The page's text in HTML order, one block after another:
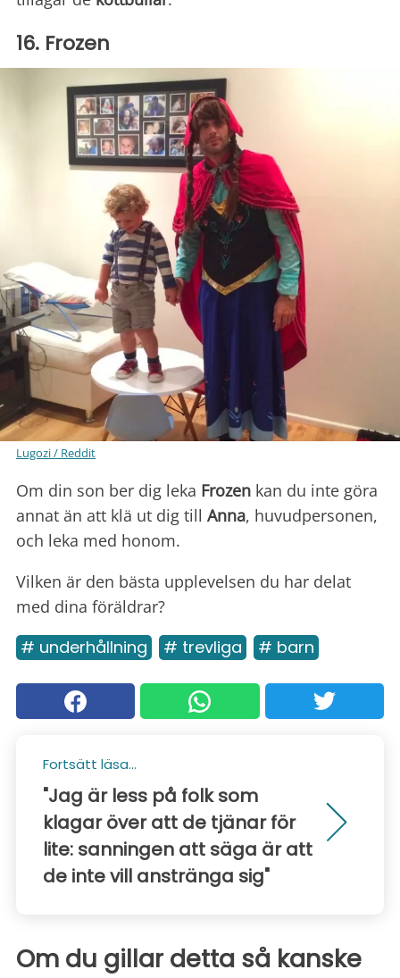
16. Frozen
Lugozi / Reddit
Om din son ber dig leka Frozen kan du inte göra
annat än att klä ut dig till Anna, huvudpersonen,
och leka med honom.
Vilken är den bästa upplevelsen du har delat
med dina föräldrar?
# underhållning # trevliga # barn
Fortsätt läsa...
"Jag är less på folk som
klagar över att de tjänar för
lite: sanningen att säga är att
de inte vill anstränga sig"
Om du gillar detta så kanske